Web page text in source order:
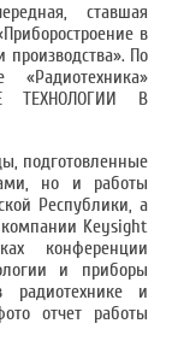
ставшая
в
производства». По
ТЕХНОЛОГИИ В
подготовленные
но и работы
Республики, а
Keysight
конференции
и приборы
радиотехнике и
отчет работы